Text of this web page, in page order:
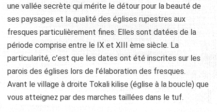
une vallée secrète qui mérite le détour pour la beauté de
ses paysages et la qualité des églises rupestres aux
fresques particulièrement fines. Elles sont datées de la
période comprise entre le IX et XIII ème siècle. La
particularité, c’est que les dates ont été inscrites sur les
parois des églises lors de l’élaboration des fresques.
Avant le village à droite Tokali kilise (église à la boucle) que
vous atteignez par des marches taillées dans le tuf.